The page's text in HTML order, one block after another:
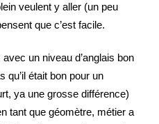
veulent y aller (un peu
que c’est facile.
un niveau d’anglais bon
qu’il était bon pour un
ya une grosse différence)
tant que géomètre, métier a